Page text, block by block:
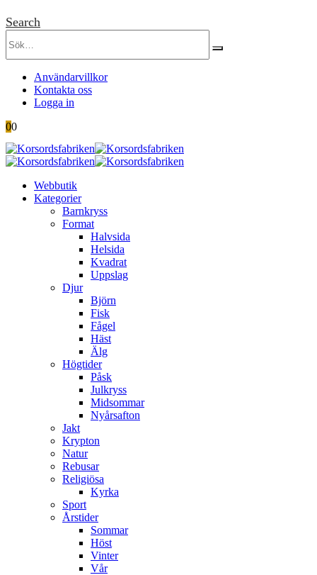
Search
Användarvillkor
Kontakta oss
Logga in
00
Webbutik
Kategorier
Barnkryss
Format
Halvsida
Helsida
Kvadrat
Uppslag
Djur
Björn
Fisk
Fågel
Häst
Älg
Högtider
Påsk
Julkryss
Midsommar
Nyårsafton
Jakt
Krypton
Natur
Rebusar
Religiösa
Kyrka
Sport
Årstider
Sommar
Höst
Vinter
Vår